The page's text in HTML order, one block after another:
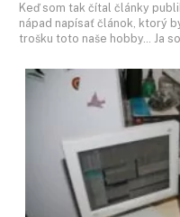
Keď som tak čítal články
nápad napísať článok, ktorý
trošku toto naše hobby… Ja